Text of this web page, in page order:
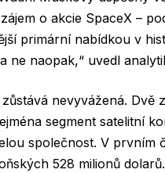
o akcie SpaceX –
primární nabídkou v
ne naopak,“ uvedl
nevyvážená. Dvě
segment satelitní
společnost. V prvním
528 milionů